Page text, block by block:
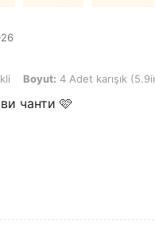
Boyut: 4 Adet karışık (5.9in *
Boyut: 4 Adet karışık
чанти 🩷